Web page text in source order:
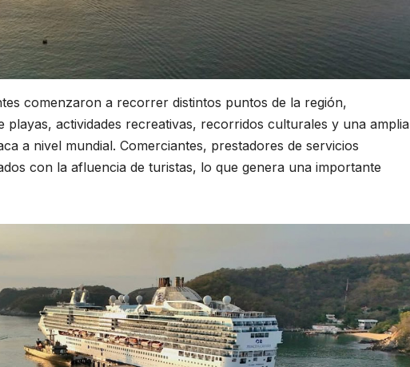
comenzaron a recorrer distintos puntos de la región,
actividades recreativas, recorridos culturales y una amplia
a nivel mundial. Comerciantes, prestadores de servicios
con la afluencia de turistas, lo que genera una importante